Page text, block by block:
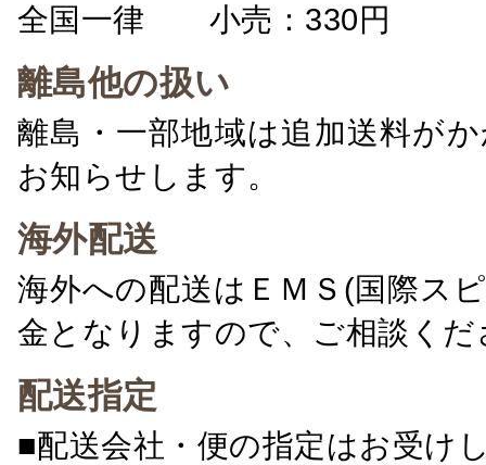
全国一律 小売：330円 卸
離島他の扱い
離島・一部地域は追加送料が
お知らせします。
海外配送
海外への配送はＥＭＳ(国際ス
金となりますので、ご相談くだ
配送指定
■配送会社・便の指定はお受け